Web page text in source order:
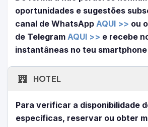
oportunidades e sugestões
canal de WhatsApp AQUI >> ou
de Telegram AQUI >> e recebe
instantâneas no teu smartphone
HOTEL
Para verificar a disponibilidade
específicas, reservar ou obter